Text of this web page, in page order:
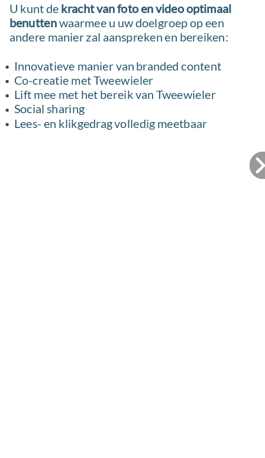
U kunt de kracht van foto en video optimaal
benuttenwaarmee u uw doelgroep op een
andere manier zal aanspreken en bereiken:
Innovatieve manier van branded content
Co-creatie met Tweewieler
Lift mee met het bereik van Tweewieler
Social sharing
Lees- en klikgedrag volledig meetbaar